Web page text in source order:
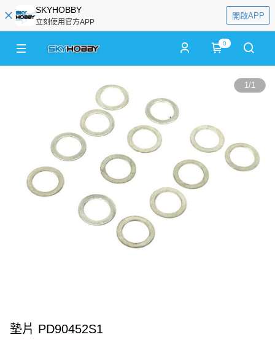
SKYHOBBY
立刻使用官方APP
開啟APP
0
1/1
墊片 PD90452S1